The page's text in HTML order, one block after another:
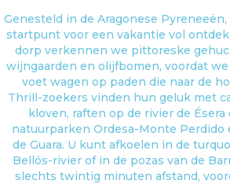
Genesteld in de Aragonese
startpunt voor een vakantie vol
dorp verkennen we pittoreske
wijngaarden en olijfbomen, voordat
voet wagen op paden die naar de
Thrill-zoekers vinden hun geluk met
kloven, raften op de rivier de
natuurparken Ordesa-Monte Perdido
de Guara. U kunt afkoelen in de
Bellós-rivier of in de pozas van de
slechts twintig minuten afstand,